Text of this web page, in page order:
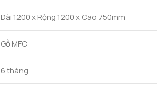
Dài 1200 x Rộng 1200 x Cao 750mm
Gỗ MFC
6 tháng